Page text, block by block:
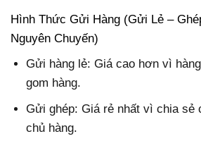
Hình Thức Gửi Hàng (Gửi Lẻ –
Nguyên Chuyến)
Gửi hàng lẻ: Giá cao hơn vì
gom hàng.
Gửi ghép: Giá rẻ nhất vì chia sẻ
chủ hàng.